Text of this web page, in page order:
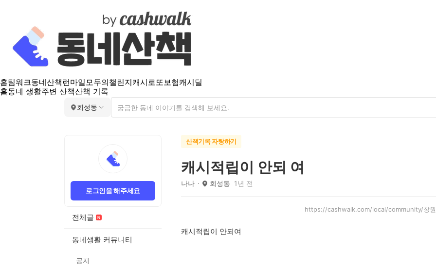
홈팀워크동네산책 런마일모두의챌린지캐시로또보험캐시딜
홈동네 생활주변 산책산책 기록
회성동
로그인을 해주세요
전체글
동네생활 커뮤니티
공지
산책기록 자랑하기
캐시적립이 안되 여
나나 회성동 1년 전
https://cashwalk.com/local/community/창
캐시적립이 안되여